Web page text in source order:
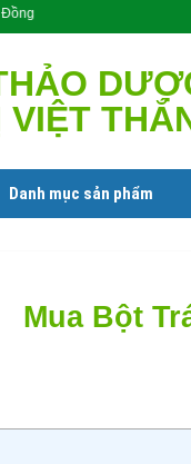
Danh mục sản phẩm
Mua Bột